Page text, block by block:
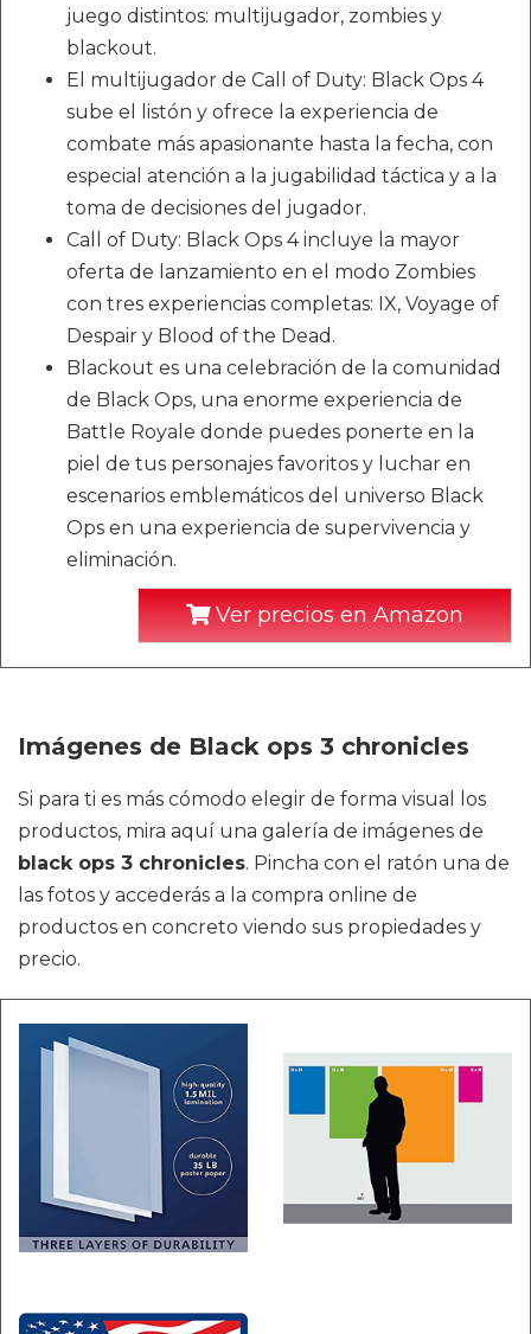
juego distintos: multijugador, zombies y
blackout.
El multijugador de Call of Duty: Black Ops 4
sube el listón y ofrece la experiencia de
combate más apasionante hasta la fecha, con
especial atención a la jugabilidad táctica y a la
toma de decisiones del jugador.
Call of Duty: Black Ops 4 incluye la mayor
oferta de lanzamiento en el modo Zombies
con tres experiencias completas: IX, Voyage of
Despair y Blood of the Dead.
Blackout es una celebración de la comunidad
de Black Ops, una enorme experiencia de
Battle Royale donde puedes ponerte en la
piel de tus personajes favoritos y luchar en
escenarios emblemáticos del universo Black
Ops en una experiencia de supervivencia y
eliminación.
Ver precios en Amazon
Imágenes de Black ops 3 chronicles
Si para ti es más cómodo elegir de forma visual los
productos, mira aquí una galería de imágenes de
black ops 3 chronicles. Pincha con el ratón una de
las fotos y accederás a la compra online de
productos en concreto viendo sus propiedades y
precio.